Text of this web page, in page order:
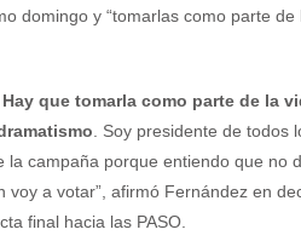
domingo y “tomarlas como parte de
Hay que tomarla como parte de la
. Soy presidente de todos
campaña porque entiendo que no
a votar”, afirmó Fernández en
final hacia las PASO.